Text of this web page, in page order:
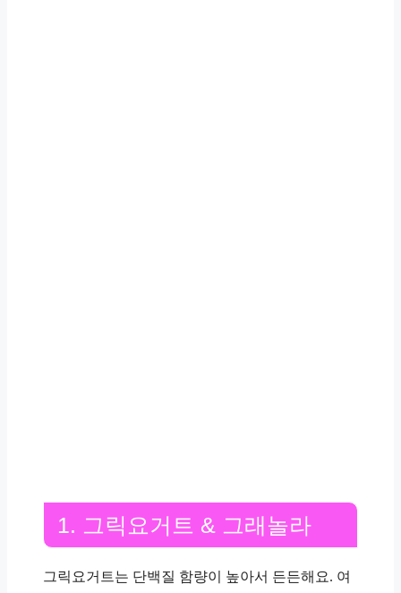
1. 그릭요거트 & 그래놀라
그릭요거트는 단백질 함량이 높아서 든든해요. 여